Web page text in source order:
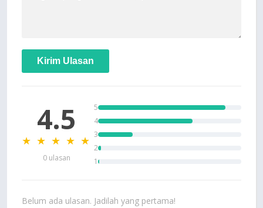
Kirim Ulasan
4.5
★ ★ ★ ★ ★
0 ulasan
5
4
3
2
1
Belum ada ulasan. Jadilah yang pertama!